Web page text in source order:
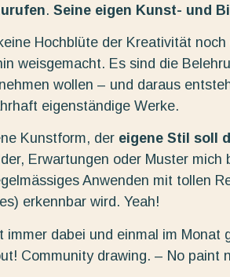
. Seine eigen Kunst- und
Hochblüte der Kreativität
weisgemacht. Es sind die
wollen – und daraus
eigenständige Werke.
Kunstform, der eigene Stil soll
Erwartungen oder Muster mich
Anwenden mit tollen
erkennbar wird. Yeah!
immer dabei und einmal im Monat
Community drawing. – No paint